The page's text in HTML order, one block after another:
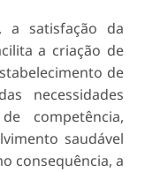
a satisfação da
a criação de
de
necessidades
competência,
saudável
consequência, a